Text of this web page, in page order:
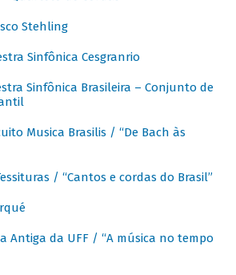
Stehling
Sinfônica Cesgranrio
Sinfônica Brasileira – Conjunto de
Musica Brasilis / “De Bach às
/ “Cantos e cordas do Brasil”
Antiga da UFF / “A música no tempo